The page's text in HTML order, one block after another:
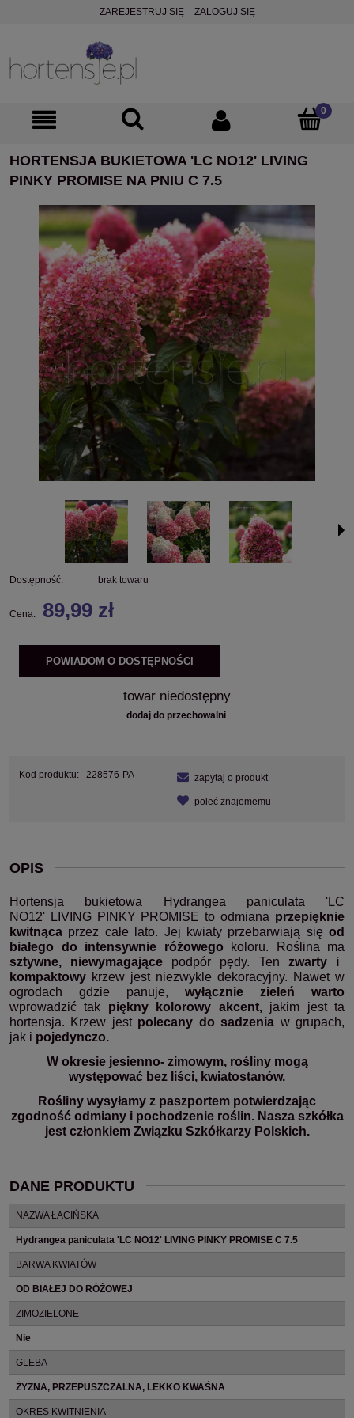
ZAREJESTRUJ SIĘ ZALOGUJ SIĘ
HORTENSJA BUKIETOWA 'LC NO12' LIVING
PINKY PROMISE NA PNIU C 7.5
Dostępność: brak towaru
Cena: 89,99 zł
POWIADOM O DOSTĘPNOŚCI
towar niedostępny
dodaj do przechowalni
Kod produktu: 228576-PA zapytaj o produkt
poleć znajomemu
OPIS
Hortensja bukietowa Hydrangea paniculata 'LC
NO12' LIVING PINKY PROMISEto odmiana przepięknie
kwitnąca przez całe lato. Jej kwiaty przebarwiają się od
białego do intensywnie różowego koloru. Roślina ma
sztywne, niewymagające podpór pędy. Ten zwarty i
kompaktowy krzew jest niezwykle dekoracyjny. Nawet w
ogrodach gdzie panuje, wyłącznie zieleń warto
wprowadzić tak piękny kolorowy akcent,jakim jest ta
hortensja. Krzew jest polecany do sadzenia w grupach,
jak i pojedynczo.
W okresie jesienno- zimowym, rośliny mogą
występować bez liści, kwiatostanów.
Rośliny wysyłamy z paszportem potwierdzając
zgodność odmiany i pochodzenie roślin. Nasza szkółka
jest członkiem Związku Szkółkarzy Polskich.
DANE PRODUKTU
NAZWA ŁACIŃSKA
Hydrangea paniculata 'LC NO12' LIVING PINKY PROMISE C 7.5
BARWA KWIATÓW
OD BIAŁEJ DO RÓŻOWEJ
ZIMOZIELONE
Nie
GLEBA
ŻYZNA, PRZEPUSZCZALNA, LEKKO KWAŚNA
OKRES KWITNIENIA